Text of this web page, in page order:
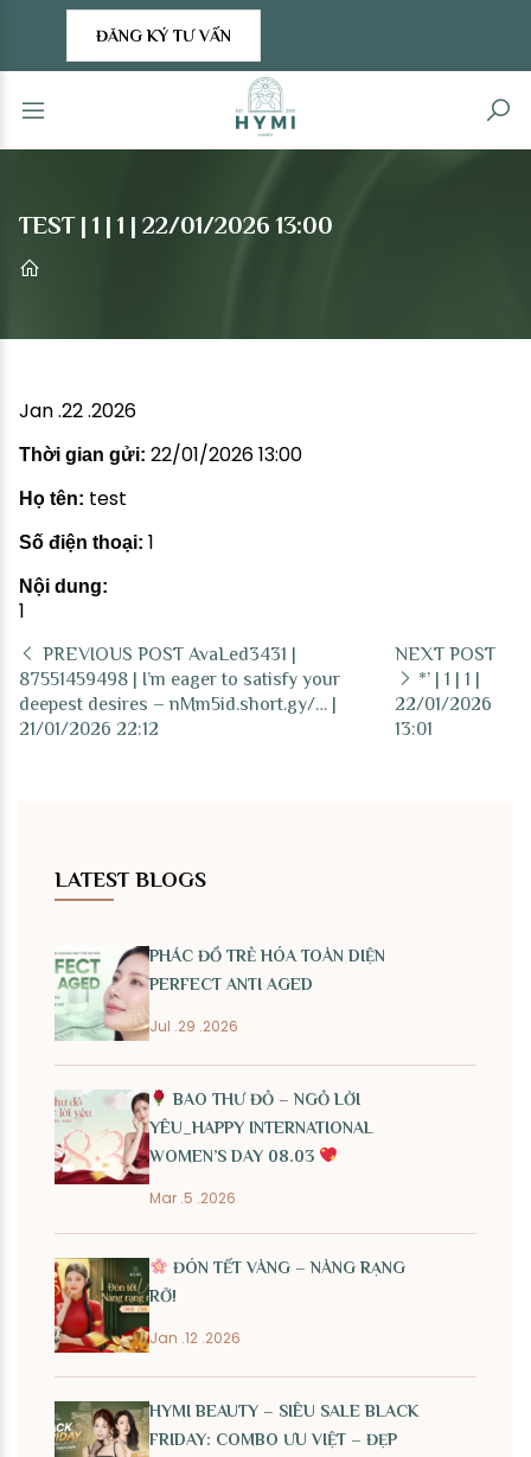
ĐĂNG KÝ TƯ VẤN
TEST | 1 | 1 | 22/01/2026 13:00
Jan .22 .2026
Thời gian gửi: 22/01/2026 13:00
Họ tên: test
Số điện thoại: 1
Nội dung:
1
PREVIOUS POST AvaLed3431 |
87551459498 | I’m eager to satisfy your
deepest desires – nMm5id.short.gy/… |
21/01/2026 22:12
NEXT POST
*’ | 1 | 1 |
22/01/2026
13:01
LATEST BLOGS
PHÁC ĐỒ TRẺ HÓA TOÀN DIỆN
PERFECT ANTI AGED
Jul .29 .2026
BAO THƯ ĐỎ – NGỎ LỜI
YÊU_HAPPY INTERNATIONAL
WOMEN’S DAY 08.03
Mar .5 .2026
ĐÓN TẾT VÀNG – NÀNG RẠNG
RỠ!
Jan .12 .2026
HYMI BEAUTY – SIÊU SALE BLACK
FRIDAY: COMBO ƯU VIỆT – ĐẸP